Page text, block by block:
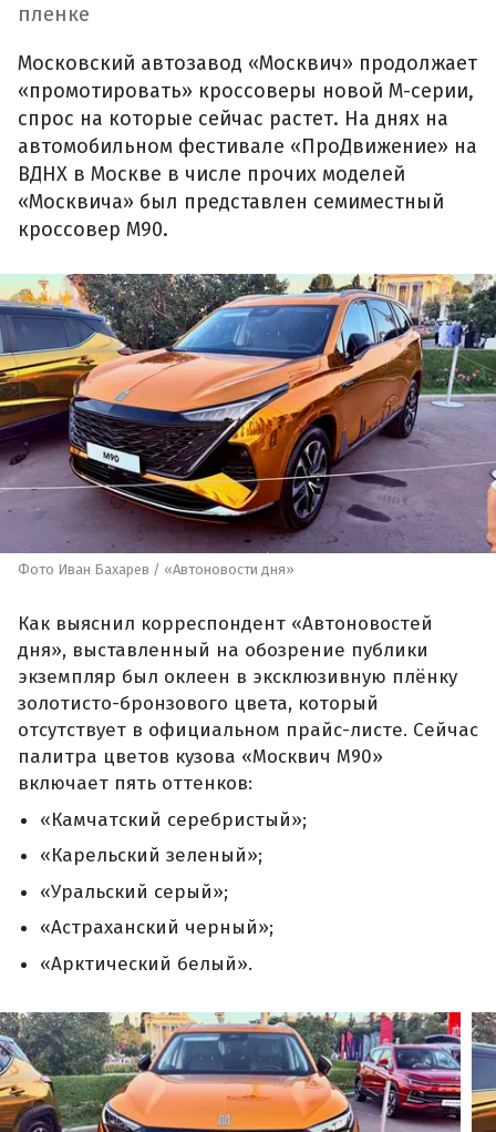
пленке
Московский автозавод «Москвич» продолжает
«промотировать» кроссоверы новой М-серии,
спрос на которые сейчас растет. На днях на
автомобильном фестивале «ПроДвижение» на
ВДНХ в Москве в числе прочих моделей
«Москвича» был представлен семиместный
кроссовер М90.
Фото Иван Бахарев / «Автоновости дня»
Как выяснил корреспондент «Автоновостей
дня», выставленный на обозрение публики
экземпляр был оклеен в эксклюзивную плёнку
золотисто-бронзового цвета, который
отсутствует в официальном прайс-листе. Сейчас
палитра цветов кузова «Москвич М90»
включает пять оттенков:
«Камчатский серебристый»;
«Карельский зеленый»;
«Уральский серый»;
«Астраханский черный»;
«Арктический белый».